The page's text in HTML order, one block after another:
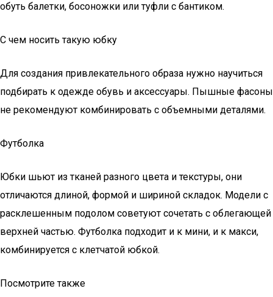
обуть балетки, босоножки или туфли с бантиком.
С чем носить такую юбку
Для создания привлекательного образа нужно научиться
подбирать к одежде обувь и аксессуары. Пышные фасоны
не рекомендуют комбинировать с объемными деталями.
Футболка
Юбки шьют из тканей разного цвета и текстуры, они
отличаются длиной, формой и шириной складок. Модели с
расклешенным подолом советуют сочетать с облегающей
верхней частью. Футболка подходит и к мини, и к макси,
комбинируется с клетчатой юбкой.
Посмотрите также